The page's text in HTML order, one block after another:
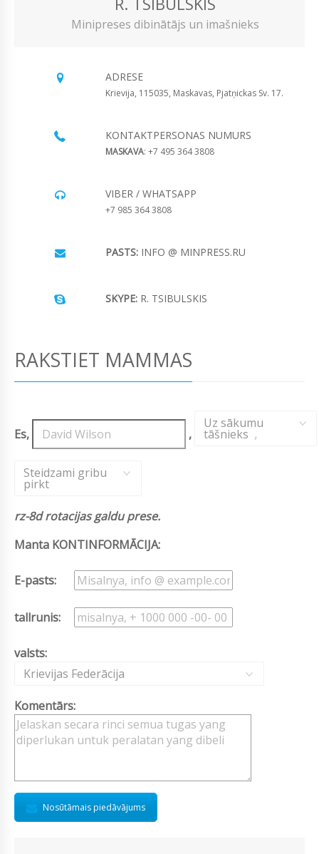
Minipreses dibinātājs un imašnieks
ADRESE
Krievija, 115035, Maskavas, Pjatņickas Sv. 17.
KONTAKTPERSONAS NUMURS
MASKAVA: +7 495 364 3808
VIBER / WHATSAPP
+7 985 364 3808
PASTS: INFO @ MINPRESS.RU
SKYPE: R. TSIBULSKIS
RAKSTIET MAMMAS
Es, ,
Uz sākumu
tāšnieks ,
Steidzami gribu
pirkt
rz-8d rotacijas galdu prese.
Manta KONTINFORMĀCIJA:
E-pasts:
tallrunis:
valsts:
Krievijas Federācija
Komentārs:
Nosūtāmais piedāvājums